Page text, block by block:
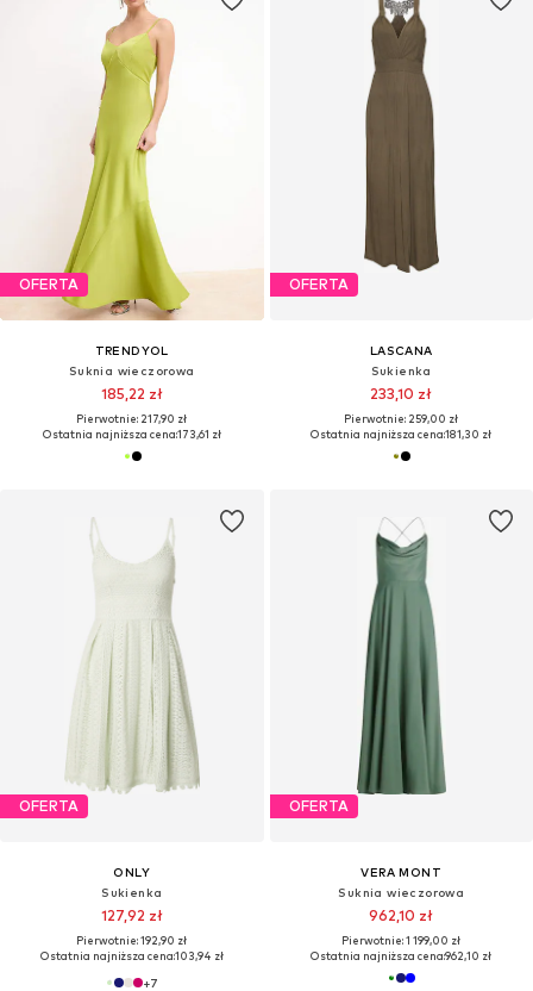
OFERTA
TRENDYOL
Suknia wieczorowa
185,22 zł
Pierwotnie: 217,90 zł
Ostatnia najniższa cena:173,61 zł
OFERTA
LASCANA
Sukienka
233,10 zł
Pierwotnie: 259,00 zł
Ostatnia najniższa cena:181,30 zł
OFERTA
ONLY
Sukienka
127,92 zł
Pierwotnie: 192,90 zł
Ostatnia najniższa cena:103,94 zł
+7
OFERTA
VERA MONT
Suknia wieczorowa
962,10 zł
Pierwotnie: 1 199,00 zł
Ostatnia najniższa cena:962,10 zł